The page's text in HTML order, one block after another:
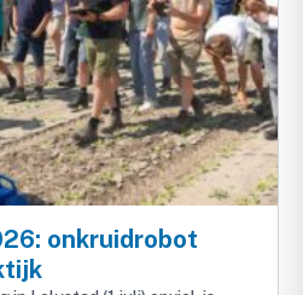
onkruidrobot